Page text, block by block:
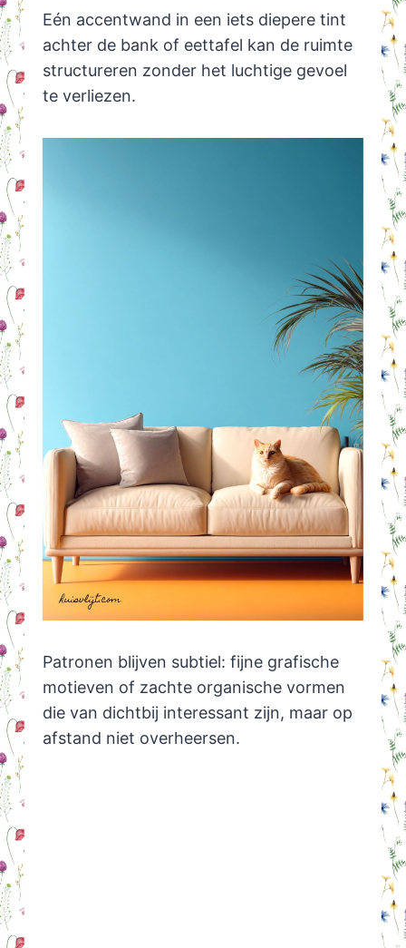
Eén accentwand in een iets diepere tint
achter de bank of eettafel kan de ruimte
structureren zonder het luchtige gevoel
te verliezen.
Patronen blijven subtiel: fijne grafische
motieven of zachte organische vormen
die van dichtbij interessant zijn, maar op
afstand niet overheersen.